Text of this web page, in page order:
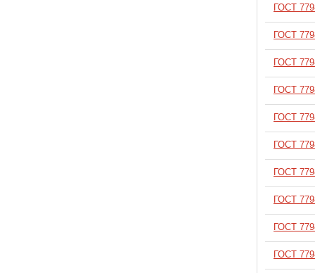
ГОСТ
ГОСТ
ГОСТ
ГОСТ
ГОСТ
ГОСТ
ГОСТ
ГОСТ
ГОСТ
ГОСТ